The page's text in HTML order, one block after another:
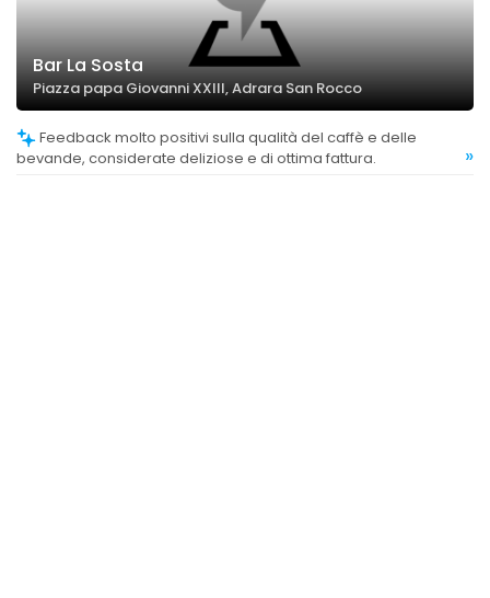
Bar La Sosta
Piazza papa Giovanni XXIII, Adrara San Rocco
bevande, considerate deliziose e di ottima fattura.
»